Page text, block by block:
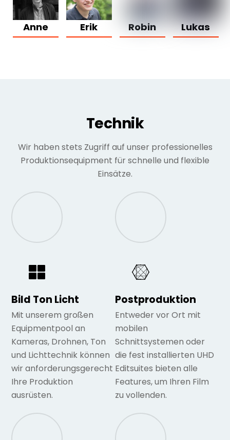
Anne Erik Robin Lukas
Technik
Wir haben stets Zugriff auf unser professionelles
Produktionsequipment für schnelle und flexible
Einsätze.
Bild Ton Licht
Mit unserem großen
Equipmentpool an
Kameras, Drohnen, Ton
und Lichttechnik können
wir anforderungsgerecht
Ihre Produktion
ausrüsten.
Postproduktion
Entweder vor Ort mit
mobilen
Schnittsystemen oder
die fest installierten UHD
Editsuites bieten alle
Features, um Ihren Film
zu vollenden.